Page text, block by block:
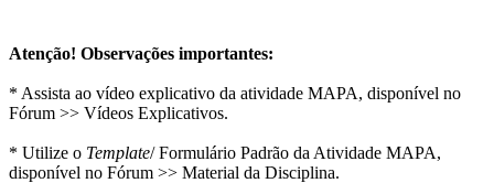
​Atenção! Observações importantes:
* Assista ao vídeo explicativo da atividade MAPA, disponível no
Fórum >> Vídeos Explicativos.
* Utilize o Template/ Formulário Padrão da Atividade MAPA,
disponível no Fórum >> Material da Disciplina.